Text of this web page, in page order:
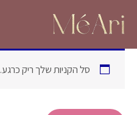
לתוכן
סל הקניות שלך ריק כרגע.